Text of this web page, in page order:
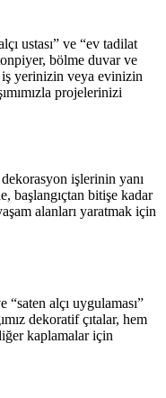
ustası” ve “ev tadilat
bölme duvar ve
iş yerinizin veya evinizin
projelerinizi
işlerinin yanı
başlangıçtan bitişe kadar
alanları yaratmak için
alçı uygulaması”
dekoratif çıtalar, hem
kaplamalar için